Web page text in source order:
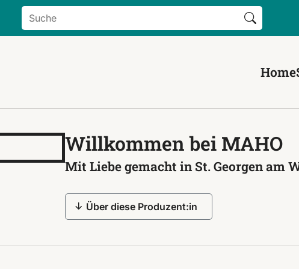
Search
for:
Search Button
Home
Willkommen bei MAHO
Mit Liebe gemacht in St. Georgen am
Über diese Produzent:in